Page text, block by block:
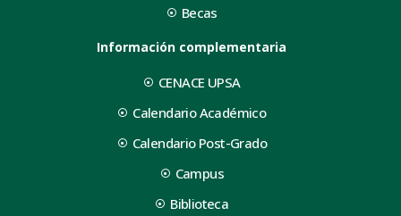
Becas
Información complementaria
CENACE UPSA
Calendario Académico
Calendario Post-Grado
Campus
Biblioteca